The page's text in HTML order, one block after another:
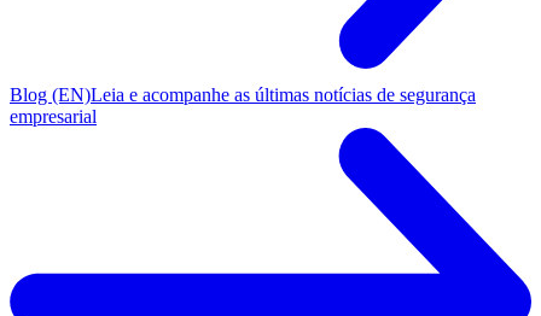
Blog (EN)Leia e acompanhe as últimas notícias de segurança
empresarial